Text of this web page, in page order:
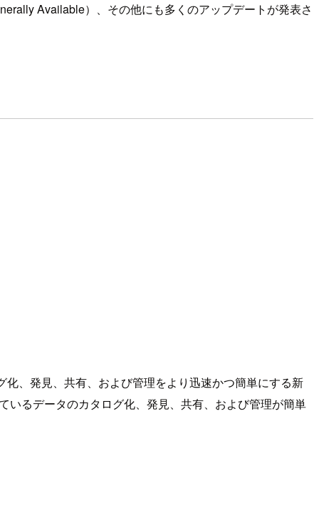
Available）、その他にも多くのアップデートが発表さ
、発見、共有、および管理をより迅速かつ簡単にする新
いるデータのカタログ化、発見、共有、および管理が簡単